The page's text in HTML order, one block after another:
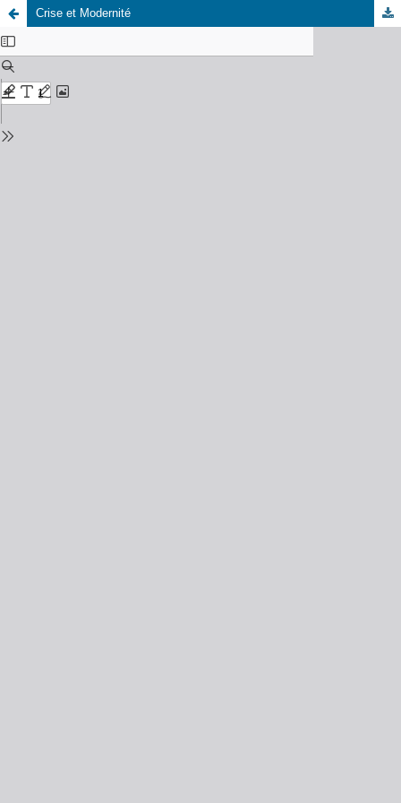
Crise et Modernité